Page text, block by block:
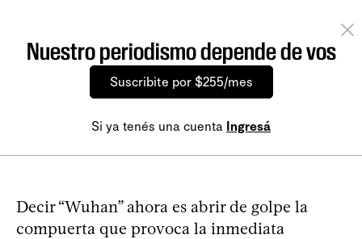
Nuestro periodismo depende de vos
Suscribite por $255/mes
Si ya tenés una cuenta Ingresá
Decir “Wuhan” ahora es abrir de golpe la
compuerta que provoca la inmediata